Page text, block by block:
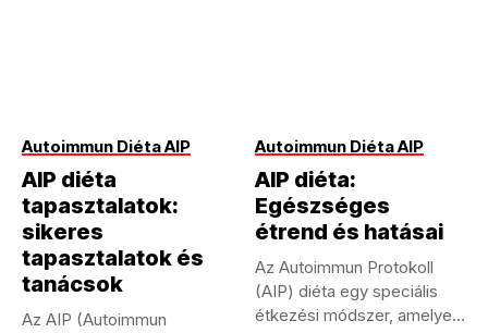
Autoimmun Diéta AIP
AIP diéta
tapasztalatok:
sikeres
tapasztalatok és
tanácsok
Az AIP (Autoimmun
Autoimmun Diéta AIP
AIP diéta:
Egészséges
étrend és hatásai
Az Autoimmun Protokoll
(AIP) diéta egy speciális
étkezési módszer, amelyet